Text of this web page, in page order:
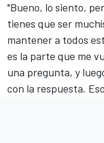
"Bueno, lo siento,
tienes que ser
mantener a todos
es la parte que me
una pregunta, y
con la respuesta.